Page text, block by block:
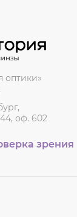
оптики»
оф. 602
зрения